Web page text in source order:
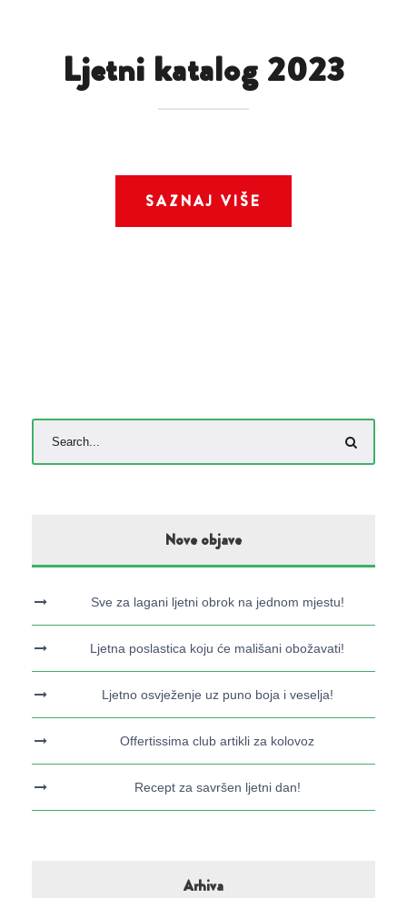
Ljetni katalog 2023
SAZNAJ VIŠE
Nove objave
Sve za lagani ljetni obrok na jednom mjestu!
Ljetna poslastica koju će mališani obožavati!
Ljetno osvježenje uz puno boja i veselja!
Offertissima club artikli za kolovoz
Recept za savršen ljetni dan!
Arhiva